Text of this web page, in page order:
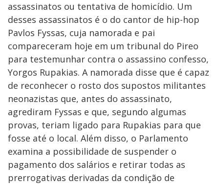
assassinatos ou tentativa de homicídio. Um
desses assassinatos é o do cantor de hip-hop
Pavlos Fyssas, cuja namorada e pai
compareceram hoje em um tribunal do Pireo
para testemunhar contra o assassino confesso,
Yorgos Rupakias. A namorada disse que é capaz
de reconhecer o rosto dos supostos militantes
neonazistas que, antes do assassinato,
agrediram Fyssas e que, segundo algumas
provas, teriam ligado para Rupakias para que
fosse até o local. Além disso, o Parlamento
examina a possibilidade de suspender o
pagamento dos salários e retirar todas as
prerrogativas derivadas da condição de